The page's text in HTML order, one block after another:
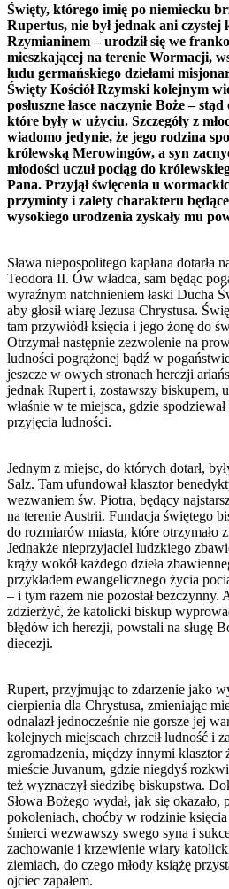
Święty, którego imię po niemiecku
Rupertus, nie był jednak ani czystej
Rzymianinem – urodził się we
mieszkającej na terenie Wormacji,
ludu germańskiego dziełami
Święty Kościół Rzymski kolejnym
posłuszne łasce naczynie Boże –
które były w użyciu. Szczegóły z
wiadomo jedynie, że jego rodzina
królewską Merowingów, a syn
młodości uczuł pociąg do
Pana. Przyjął święcenia u
przymioty i zalety charakteru
wysokiego urodzenia zyskały mu
Sława niepospolitego kapłana dotarła
Teodora II. Ów władca, sam będąc
wyraźnym natchnieniem łaski Ducha
aby głosił wiarę Jezusa Chrystusa.
tam przywiódł księcia i jego żonę do
Otrzymał następnie zezwolenie na
ludności pogrążonej bądź w
jeszcze w owych stronach herezji
jednak Rupert i, zostawszy biskupem,
właśnie w te miejsca, gdzie
przyjęcia ludności.
Jednym z miejsc, do których dotarł,
Salz. Tam ufundował klasztor
wezwaniem św. Piotra, będący
na terenie Austrii. Fundacja świętego
do rozmiarów miasta, które otrzymało
Jednakże nieprzyjaciel ludzkiego
krąży wokół każdego dzieła
przykładem ewangelicznego życia
– i tym razem nie pozostał bezczynny.
zdzierżyć, że katolicki biskup
błędów ich herezji, powstali na sługę
diecezji.
Rupert, przyjmując to zdarzenie jako
cierpienia dla Chrystusa, zmieniając
odnalazł jednocześnie nie gorsze jej
kolejnych miejscach chrzcił ludność i
zgromadzenia, między innymi
mieście Juvanum, gdzie niegdyś
też wyznaczył siedzibę biskupstwa.
Słowa Bożego wydał, jak się
pokoleniach, choćby w rodzinie księcia
śmierci wezwawszy swego syna i
zachowanie i krzewienie wiary
ziemiach, do czego młody książę
ojciec zapałem.